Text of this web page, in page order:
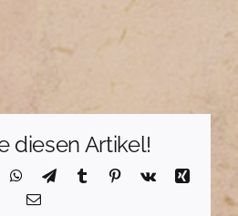
diesen Artikel!
WhatsApp
TelegramTumblr Pinterest
Vk
Xing
E-